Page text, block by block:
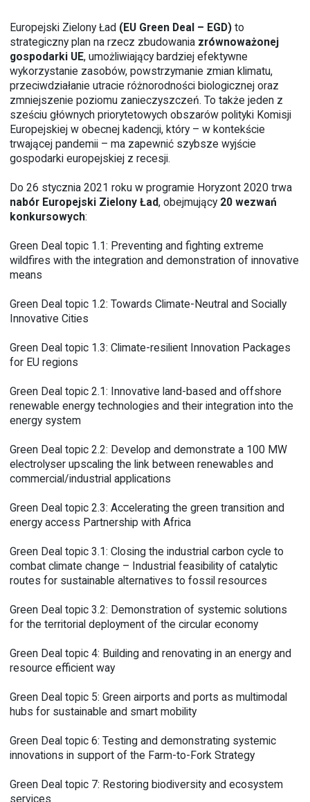
Europejski Zielony Ład (EU Green Deal – EGD) to
strategiczny plan na rzecz zbudowania zrównoważonej
gospodarki UE, umożliwiający bardziej efektywne
wykorzystanie zasobów, powstrzymanie zmian klimatu,
przeciwdziałanie utracie różnorodności biologicznej oraz
zmniejszenie poziomu zanieczyszczeń. To także jeden z
sześciu głównych priorytetowych obszarów polityki Komisji
Europejskiej w obecnej kadencji, który – w kontekście
trwającej pandemii – ma zapewnić szybsze wyjście
gospodarki europejskiej z recesji.
Do 26 stycznia 2021 roku w programie Horyzont 2020 trwa
nabór Europejski Zielony Ład, obejmujący 20 wezwań
konkursowych:
Green Deal topic 1.1: Preventing and fighting extreme
wildfires with the integration and demonstration of innovative
means
Green Deal topic 1.2: Towards Climate-Neutral and Socially
Innovative Cities
Green Deal topic 1.3: Climate-resilient Innovation Packages
for EU regions
Green Deal topic 2.1: Innovative land-based and offshore
renewable energy technologies and their integration into the
energy system
Green Deal topic 2.2: Develop and demonstrate a 100 MW
electrolyser upscaling the link between renewables and
commercial/industrial applications
Green Deal topic 2.3: Accelerating the green transition and
energy access Partnership with Africa
Green Deal topic 3.1: Closing the industrial carbon cycle to
combat climate change – Industrial feasibility of catalytic
routes for sustainable alternatives to fossil resources
Green Deal topic 3.2: Demonstration of systemic solutions
for the territorial deployment of the circular economy
Green Deal topic 4: Building and renovating in an energy and
resource efficient way
Green Deal topic 5: Green airports and ports as multimodal
hubs for sustainable and smart mobility
Green Deal topic 6: Testing and demonstrating systemic
innovations in support of the Farm-to-Fork Strategy
Green Deal topic 7: Restoring biodiversity and ecosystem
services